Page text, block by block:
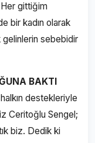
gittiğim
bir kadın olarak
sebebidir
BAKTI
destekleriyle
Ceritoğlu Sengel;
biz. Dedik ki